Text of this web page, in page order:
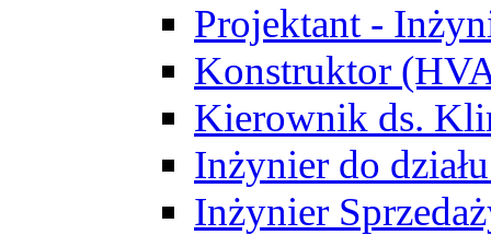
Projektant -
Konstruktor
Kierownik ds.
Inżynier do
Inżynier